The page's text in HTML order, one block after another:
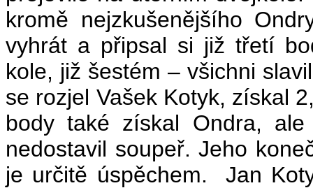
kromě nejzkušenějšího
vyhrát a připsal si již třetí
kole, již šestém – všichni
se rozjel Vašek Kotyk, získal
body také získal Ondra,
nedostavil soupeř. Jeho
je určitě úspěchem.
Jan